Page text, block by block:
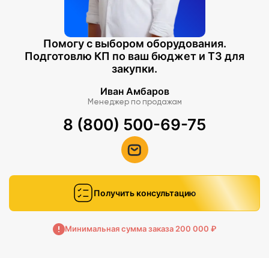
Помогу с выбором оборудования.
Подготовлю КП по ваш бюджет и ТЗ для
закупки.
Иван Амбаров
Менеджер по продажам
8 (800) 500-69-75
Получить консультацию
Минимальная сумма заказа 200 000 ₽